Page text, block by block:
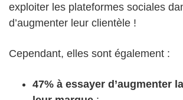
exploiter les plateformes sociales
d’augmenter leur clientèle !
Cependant, elles sont également :
47% à essayer d’augmenter